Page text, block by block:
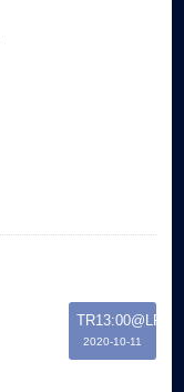
TR13:00@LFP
2020-10-11